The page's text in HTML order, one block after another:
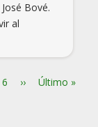
Bové.
al
Page
6
Siguiente
››
Última
Último »